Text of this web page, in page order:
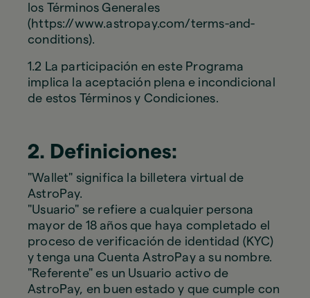
los Términos Generales
(https://www.astropay.com/terms-and-
conditions).
1.2 La participación en este Programa
implica la aceptación plena e incondicional
de estos Términos y Condiciones.
2. Definiciones:
"Wallet" significa la billetera virtual de
AstroPay.
"Usuario" se refiere a cualquier persona
mayor de 18 años que haya completado el
proceso de verificación de identidad (KYC)
y tenga una Cuenta AstroPay a su nombre.
"Referente" es un Usuario activo de
AstroPay, en buen estado y que cumple con